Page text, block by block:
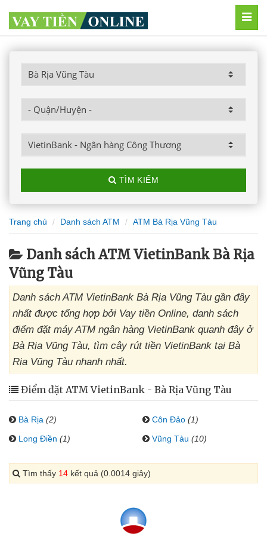
TÌM KIẾM
Trang chủ Danh sách ATM ATM Bà Rịa Vũng Tàu
Danh sách ATM VietinBank Bà Rịa
Vũng Tàu
Danh sách ATM VietinBank Bà Rịa Vũng Tàu gần đây
nhất được tổng hợp bởi Vay tiền Online, danh sách
điểm đặt máy ATM ngân hàng VietinBank quanh đây ở
Bà Rịa Vũng Tàu, tìm cây rút tiền VietinBank tại Bà
Rịa Vũng Tàu nhanh nhất.
Điểm đặt ATM VietinBank - Bà Rịa Vũng Tàu
Bà Rịa (2) Côn Đảo (1)
Long Điền (1) Vũng Tàu (10)
Tìm thấy 14 kết quả (0.0014 giây)